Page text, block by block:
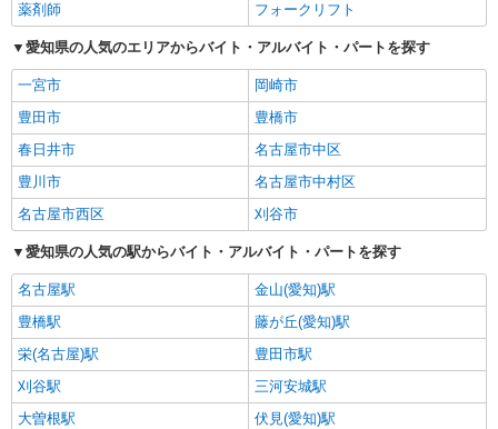
薬剤師
フォークリフト
愛知県の人気のエリアからバイト・アルバイト・パートを探す
一宮市
岡崎市
豊田市
豊橋市
春日井市
名古屋市中区
豊川市
名古屋市中村区
名古屋市西区
刈谷市
愛知県の人気の駅からバイト・アルバイト・パートを探す
名古屋駅
金山(愛知)駅
豊橋駅
藤が丘(愛知)駅
栄(名古屋)駅
豊田市駅
刈谷駅
三河安城駅
大曽根駅
伏見(愛知)駅